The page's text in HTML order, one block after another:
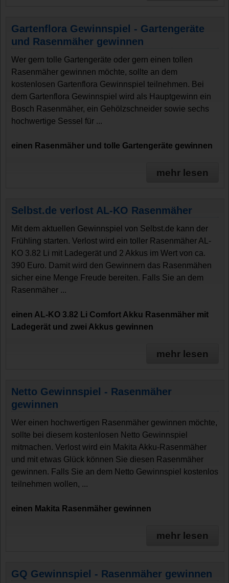
Gartenflora Gewinnspiel - Gartengeräte
und Rasenmäher gewinnen
Wer gern tolle Gartengeräte oder gern einen tollen
Rasenmäher gewinnen möchte, sollte an dem
kostenlosen Gartenflora Gewinnspiel teilnehmen. Bei
dem Gartenflora Gewinnspiel wird als Hauptgewinn ein
Bosch Rasenmäher, ein Gehölzschneider sowie sechs
hochwertige Sessel für ...
einen Rasenmäher und tolle Gartengeräte gewinnen
mehr lesen
Selbst.de verlost AL-KO Rasenmäher
Mit dem aktuellen Gewinnspiel von Selbst.de kann der
Frühling starten. Verlost wird ein toller Rasenmäher AL-
KO 3.82 Li mit Ladegerät und 2 Akkus im Wert von ca.
390 Euro. Damit wird den Gewinnern das Rasenmähen
sicher eine Menge Freude bereiten. Falls Sie an dem
Rasenmäher ...
einen AL-KO 3.82 Li Comfort Akku Rasenmäher mit
Ladegerät und zwei Akkus gewinnen
mehr lesen
Netto Gewinnspiel - Rasenmäher
gewinnen
Wer einen hochwertigen Rasenmäher gewinnen möchte,
sollte bei diesem kostenlosen Netto Gewinnspiel
mitmachen. Verlost wird ein Makita Akku-Rasenmäher
und mit etwas Glück können Sie diesen Rasenmäher
gewinnen. Falls Sie an dem Netto Gewinnspiel kostenlos
teilnehmen wollen, ...
einen Makita Rasenmäher gewinnen
mehr lesen
GQ Gewinnspiel - Rasenmäher gewinnen